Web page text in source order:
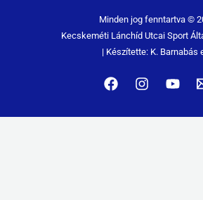
Minden jog fenntartva ©
Kecskeméti Lánchíd Utcai Sport
| Készítette: K. Barnabás